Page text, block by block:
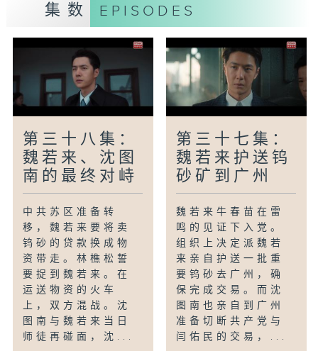
集数 EPISODES
第三十八集：
魏若来、沈图
南的最终对峙
中共苏区准备转
移，魏若来要将卖
钨砂的贷款换成物
资带走。林樵松誓
要捉到魏若来。在
运送物资的火车
上，双方混战。沈
图南与魏若来当日
师徒再碰面，沈...
第三十七集：
魏若来护送钨
砂矿到广州
魏若来牛春苗在雷
鸣的见证下入党。
组织上决定派魏若
来亲自护送一批重
要钨砂去广州，确
保完成交易。而沈
图南也亲自到广州
准备切断共产党与
闫佑民的交易，...